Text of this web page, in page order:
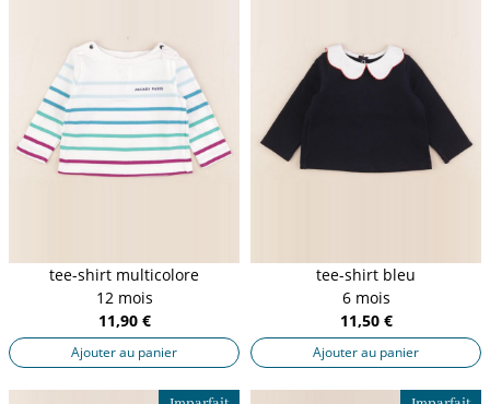
tee-shirt multicolore
12 mois
11,90 €
Ajouter au panier
tee-shirt bleu
6 mois
11,50 €
Ajouter au panier